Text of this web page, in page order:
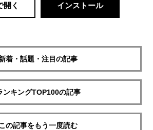
開く インストール
着・話題・注目の記事
ンキングTOP100の記事
の記事をもう一度読む